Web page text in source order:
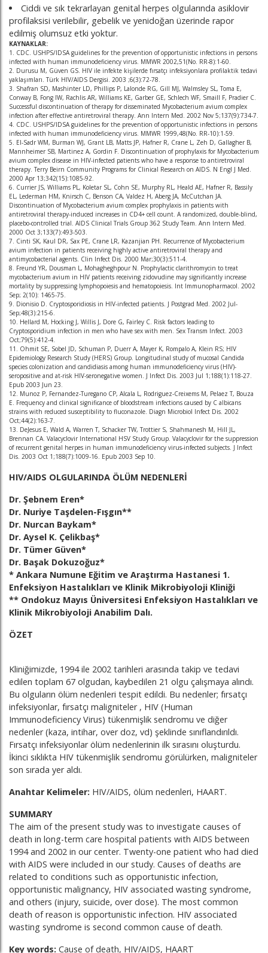
Ciddi ve sık tekrarlayan genital herpes olgularında asiklovir
profilaksisi verilebilir, gebelik ve yenidoğan üzerinde rapor
edilmiş olumsuz etki yoktur.
KAYNAKLAR:
1. CDC. USHPS/IDSA guidelines for the prevention of opportunistic infections in persons
infected with human immunodeficiency virus. MMWR 2002,51(No. RR-8):1-60.
2. Durusu M, Güven GS. HIV ile infekte kişilerde fırsatçı infeksiyonlara profilaktik tedavi
yaklaşımları. Türk HIV/AIDS Dergisi. 2003 ;6(3):72-78.
3. Shafran SD, Mashinter LD, Phillips P, Lalonde RG, Gill MJ, Walmsley SL, Toma E,
Conway B, Fong IW, Rachlis AR, Williams KE, Garber GE, Schlech WF, Smaill F, Pradier C.
Successful discontinuation of therapy for disseminated Mycobacterium avium complex
infection after effective antiretroviral therapy. Ann Intern Med. 2002 Nov 5;137(9):734-7.
4. CDC. USHPS/IDSA guidelines for the prevention of opportunistic infections in persons
infected with human immunodeficiency virus. MMWR 1999,48(No. RR-10):1-59.
5. El-Sadr WM, Burman WJ, Grant LB, Matts JP, Hafner R, Crane L, Zeh D, Gallagher B,
Mannheimer SB, Martinez A, Gordin F. Discontinuation of prophylaxis for Mycobacterium
avium complex disease in HIV-infected patients who have a response to antiretroviral
therapy. Terry Beirn Community Programs for Clinical Research on AIDS. N Engl J Med.
2000 Apr 13;342(15):1085-92.
6. Currier JS, Williams PL, Koletar SL, Cohn SE, Murphy RL, Heald AE, Hafner R, Bassily
EL, Lederman HM, Knirsch C, Benson CA, Valdez H, Aberg JA, McCutchan JA.
Discontinuation of Mycobacterium avium complex prophylaxis in patients with
antiretroviral therapy-induced increases in CD4+ cell count. A randomized, double-blind,
placebo-controlled trial. AIDS Clinical Trials Group 362 Study Team. Ann Intern Med.
2000 Oct 3;133(7):493-503.
7. Cinti SK, Kaul DR, Sax PE, Crane LR, Kazanjian PH. Recurrence of Mycobacterium
avium infection in patients receiving highly active antiretroviral therapy and
antimycobacterial agents. Clin Infect Dis. 2000 Mar;30(3):511-4.
8. Freund YR, Dousman L, Mohagheghpour N. Prophylactic clarithromycin to treat
mycobacterium avium in HIV patients receiving zidovudine may significantly increase
mortality by suppressing lymphopoiesis and hematopoiesis. Int Immunopharmacol. 2002
Sep; 2(10): 1465-75.
9. Dionisio D. Cryptosporidiosis in HIV-infected patients. J Postgrad Med. 2002 Jul-
Sep;48(3):215-6.
10. Hellard M, Hocking J, Willis J, Dore G, Fairley C. Risk factors leading to
Cryptosporidium infection in men who have sex with men. Sex Transm Infect. 2003
Oct;79(5):412-4.
11. Ohmit SE, Sobel JD, Schuman P, Duerr A, Mayer K, Rompalo A, Klein RS; HIV
Epidemiology Research Study (HERS) Group. Longitudinal study of mucosal Candida
species colonization and candidiasis among human immunodeficiency virus (HIV)-
seropositive and at-risk HIV-seronegative women. J Infect Dis. 2003 Jul 1;188(1):118-27.
Epub 2003 Jun 23.
12. Munoz P, Fernandez-Turegano CP, Alcala L, Rodriguez-Creixems M, Pelaez T, Bouza
E. Frequency and clinical significance of bloodstream infections caused by C albicans
strains with reduced susceptibility to fluconazole. Diagn Microbiol Infect Dis. 2002
Oct;44(2):163-7.
13. DeJesus E, Wald A, Warren T, Schacker TW, Trottier S, Shahmanesh M, Hill JL,
Brennan CA. Valacyclovir International HSV Study Group. Valacyclovir for the suppression
of recurrent genital herpes in human immunodeficiency virus-infected subjects. J Infect
Dis. 2003 Oct 1;188(7):1009-16. Epub 2003 Sep 10.
HIV/AIDS OLGULARINDA ÖLÜM NEDENLERİ
Dr. Şebnem Eren*
Dr. Nuriye Taşdelen-Fışgın**
Dr. Nurcan Baykam*
Dr. Aysel K. Çelikbaş*
Dr. Tümer Güven*
Dr. Başak Dokuzoğuz*
* Ankara Numune Eğitim ve Araştırma Hastanesi 1.
Enfeksiyon Hastalıkları ve Klinik Mikrobiyoloji Kliniği
** Ondokuz Mayıs Üniversitesi Enfeksiyon Hastalıkları ve
Klinik Mikrobiyoloji Anabilim Dalı.
ÖZET
Kliniğimizde, 1994 ile 2002 tarihleri arasında takip ve tedavi
edilen toplam 67 olgudan, kaybedilen 21 olgu çalışmaya alındı.
Bu olguların ölüm nedenleri tespit edildi. Bu nedenler; fırsatçı
infeksiyonlar, fırsatçı maligniteler , HIV (Human
Immunodeficiency Virus) tükenmişlik sendromu ve diğer
nedenler (kaza, intihar, over doz, vd) şeklinde sınıflandırıldı.
Fırsatçı infeksiyonlar ölüm nedenlerinin ilk sırasını oluşturdu.
İkinci sıklıkta HIV tükenmişlik sendromu görülürken, maligniteler
son sırada yer aldı.
Anahtar Kelimeler: HIV/AIDS, ölüm nedenleri, HAART.
SUMMARY
The aim of the present study was to investigate causes of
death in long-term care hospital patients with AIDS between
1994 and 2002 in our center. Twenty-one patient who had died
with AIDS were included in our study. Causes of deaths are
related to conditions such as opportunistic infection,
opportunistic malignancy, HIV associated wasting syndrome,
and others (injury, suicide, over dose). The most common
death of reason is opportunistic infection. HIV associated
wasting syndrome is second common cause of death.
Key words: Cause of death, HIV/AIDS, HAART